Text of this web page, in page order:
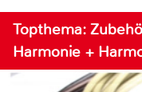
Topthema:
Harmonie +